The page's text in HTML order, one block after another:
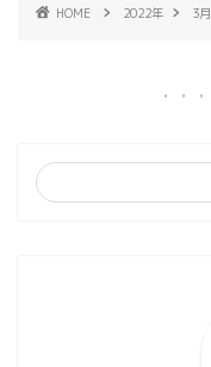
HOME 2022年 3月